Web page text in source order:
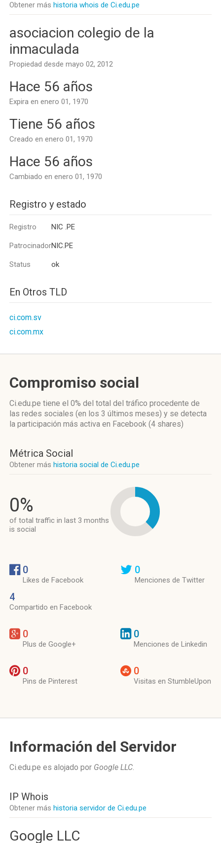
Obtener más historia whois de Ci.edu.pe
asociacion colegio de la
inmaculada
Propiedad desde mayo 02, 2012
Hace 56 años
Expira en enero 01, 1970
Tiene 56 años
Creado en enero 01, 1970
Hace 56 años
Cambiado en enero 01, 1970
Registro y estado
Registro NIC .PE
PatrocinadorNIC.PE
Status ok
En Otros TLD
ci.com.sv
ci.com.mx
Compromiso social
Ci.edu.pe tiene el 0% del total del tráfico procedente de
las redes sociales (en los 3 últimos meses) y se detecta
la participación más activa en Facebook (4 shares)
Métrica Social
Obtener más historia social de Ci.edu.pe
0%
of total traffic in last 3 months
is social
0
Likes de Facebook
4
Compartido en Facebook
0
Menciones de Twitter
0
Plus de Google+
0
Menciones de Linkedin
0
Pins de Pinterest
0
Visitas en StumbleUpon
Información del Servidor
Ci.edu.pe es alojado por Google LLC.
IP Whois
Obtener más historia servidor de Ci.edu.pe
Google LLC